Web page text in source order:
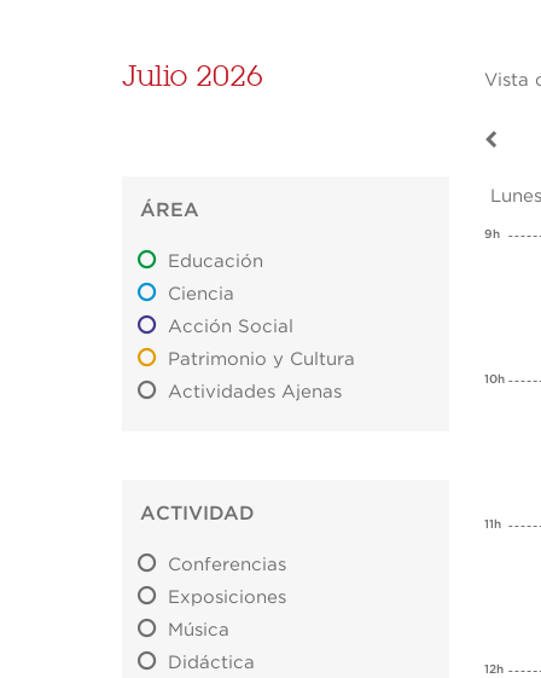
Julio 2026 Vista
ÁREA
Educación
Ciencia
Acción Social
Patrimonio y Cultura
Actividades Ajenas
ACTIVIDAD
Conferencias
Exposiciones
Música
Didáctica
9h
10h
11h
12h